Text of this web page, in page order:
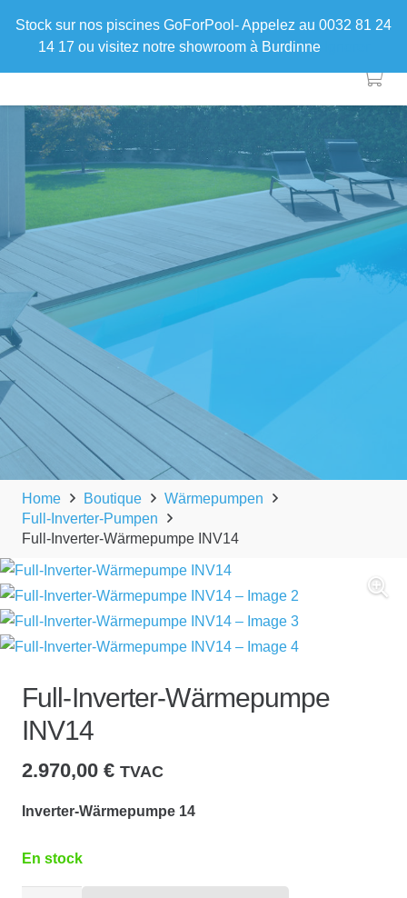
Stock sur nos piscines GoForPool- Appelez au 0032 81 24
14 17 ou visitez notre showroom à Burdinne
Home Boutique
Wärmepumpen
Full-Inverter-Pumpen
Full-Inverter-Wärmepumpe INV14
Full-Inverter-Wärmepumpe
INV14
2.970,00 € TVAC
Inverter-Wärmepumpe 14
En stock